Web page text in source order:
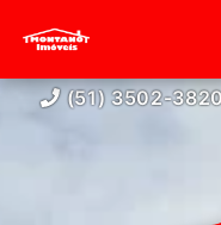
(51) 3502-